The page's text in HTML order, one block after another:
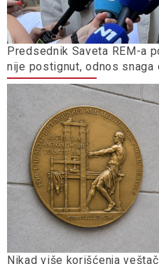
Predsednik Saveta REM-a
nije postignut, odnos
Nikad više korišćenja